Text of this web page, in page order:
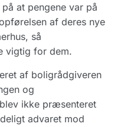
at pengene var på
af deres nye
så
vigtig for dem.
af boligrådgiveren
og
ikke præsenteret
advaret mod